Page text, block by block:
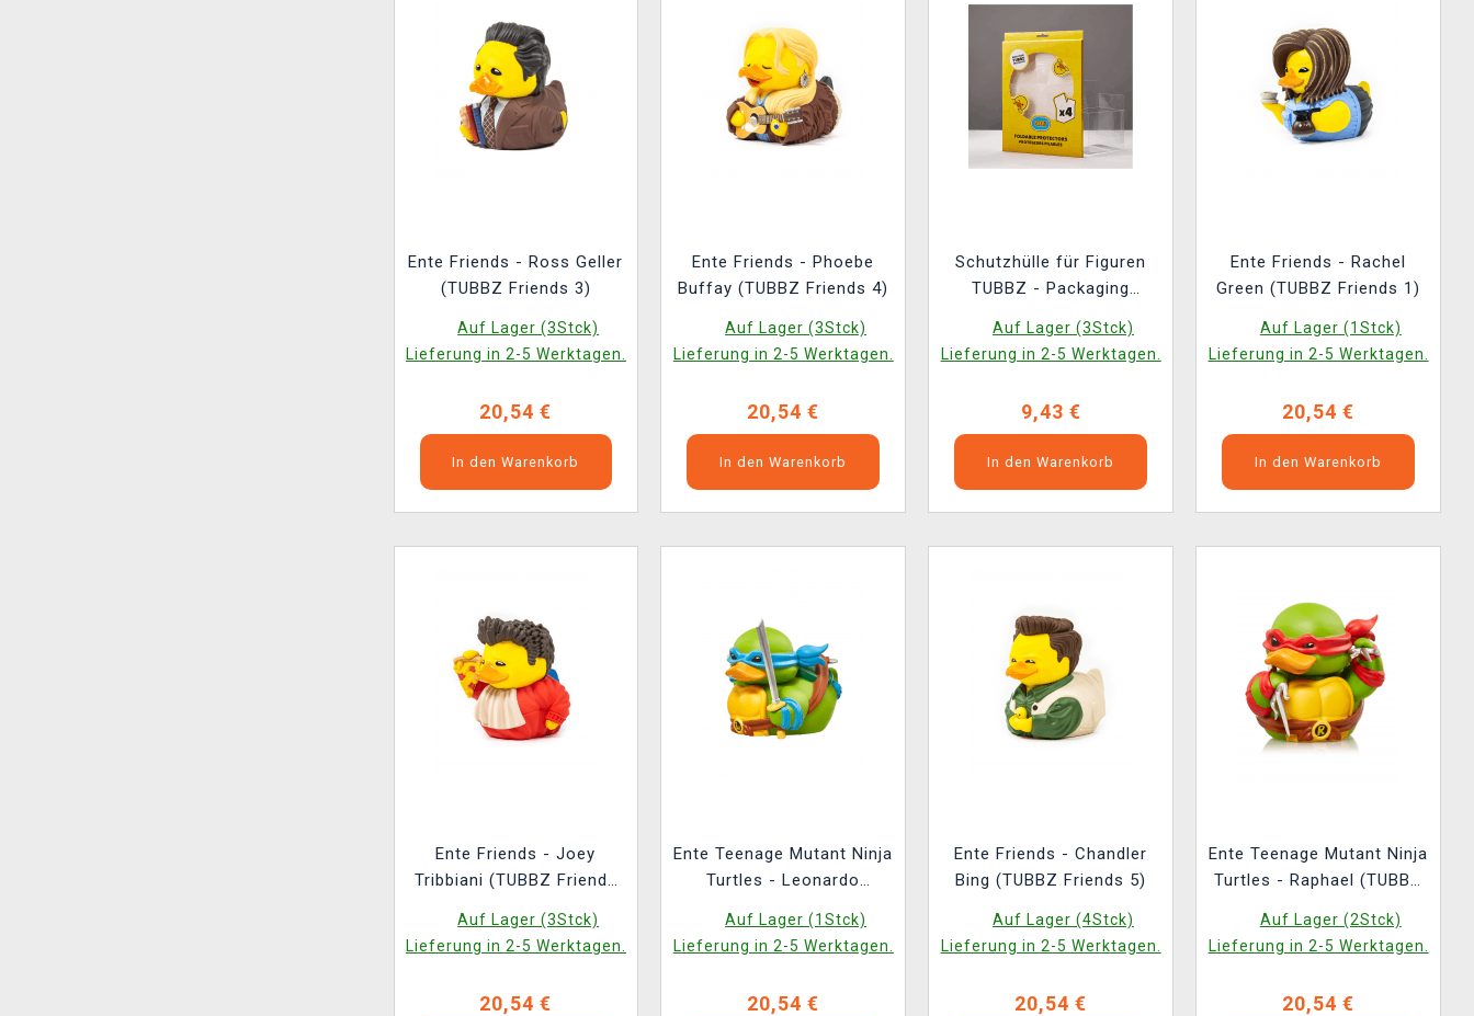
Ente Friends - Ross Geller
(TUBBZ Friends 3)
Auf Lager (3Stck)
Lieferung in 2-5 Werktagen.
20,54 €
In den Warenkorb
Ente Friends - Phoebe
Buffay (TUBBZ Friends 4)
Auf Lager (3Stck)
Lieferung in 2-5 Werktagen.
20,54 €
In den Warenkorb
Schutzhülle für Figuren
TUBBZ - Packaging
(4 Stck)
Auf Lager (3Stck)
Lieferung in 2-5 Werktagen.
9,43 €
In den Warenkorb
Ente Friends - Rachel
Green (TUBBZ Friends 1)
Auf Lager (1Stck)
Lieferung in 2-5 Werktagen.
20,54 €
In den Warenkorb
Ente Friends - Joey
Tribbiani (TUBBZ Friends
Auf Lager (3Stck)
Lieferung in 2-5 Werktagen.
20,54 €
Ente Teenage Mutant Ninja
Turtles - Leonardo
Auf Lager (1Stck)
Lieferung in 2-5 Werktagen.
20,54 €
Ente Friends - Chandler
Bing (TUBBZ Friends 5)
Auf Lager (4Stck)
Lieferung in 2-5 Werktagen.
20,54 €
Ente Teenage Mutant Ninja
Turtles - Raphael (TUBBZ
Auf Lager (2Stck)
Lieferung in 2-5 Werktagen.
20,54 €